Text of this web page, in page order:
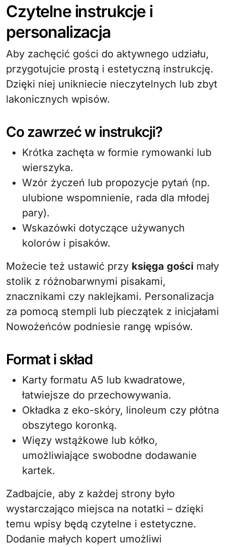
Czytelne instrukcje i
personalizacja
Aby zachęcić gości do aktywnego udziału,
przygotujcie prostą i estetyczną instrukcję.
Dzięki niej unikniecie nieczytelnych lub zbyt
lakonicznych wpisów.
Co zawrzeć w instrukcji?
Krótka zachęta w formie rymowanki lub
wierszyka.
Wzór życzeń lub propozycje pytań (np.
ulubione wspomnienie, rada dla młodej
pary).
Wskazówki dotyczące używanych
kolorów i pisaków.
Możecie też ustawić przy księga gości mały
stolik z różnobarwnymi pisakami,
znacznikami czy naklejkami. Personalizacja
za pomocą stempli lub pieczątek z inicjałami
Nowożeńców podniesie rangę wpisów.
Format i skład
Karty formatu A5 lub kwadratowe,
łatwiejsze do przechowywania.
Okładka z eko-skóry, linoleum czy płótna
obszytego koronką.
Więzy wstążkowe lub kółko,
umożliwiające swobodne dodawanie
kartek.
Zadbajcie, aby z każdej strony było
wystarczająco miejsca na notatki – dzięki
temu wpisy będą czytelne i estetyczne.
Dodanie małych kopert umożliwi